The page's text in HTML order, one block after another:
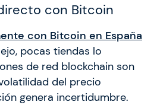
con Bitcoin
con Bitcoin en España
pocas tiendas lo
de red blockchain son
del precio
genera incertidumbre.